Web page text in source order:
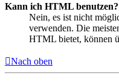
Kann ich HTML benutzen?
Nein, es ist nicht
verwenden. Die
HTML bietet, können
Nach oben